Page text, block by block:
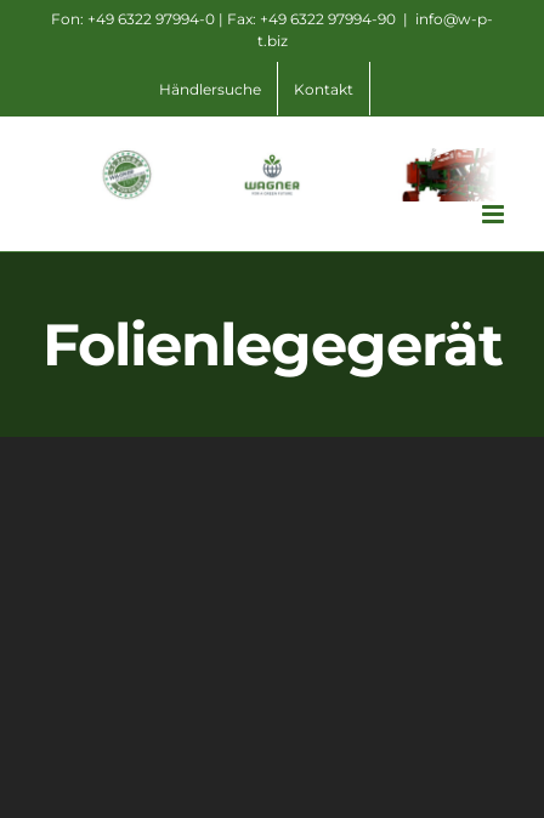
Fon: +49 6322 97994-0 | Fax: +49 6322 97994-90 | info@w-p-
t.biz
Händlersuche Kontakt
Folienlegegerät